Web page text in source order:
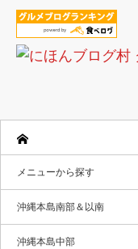
メニューから探す
沖縄本島南部＆以南
沖縄本島中部